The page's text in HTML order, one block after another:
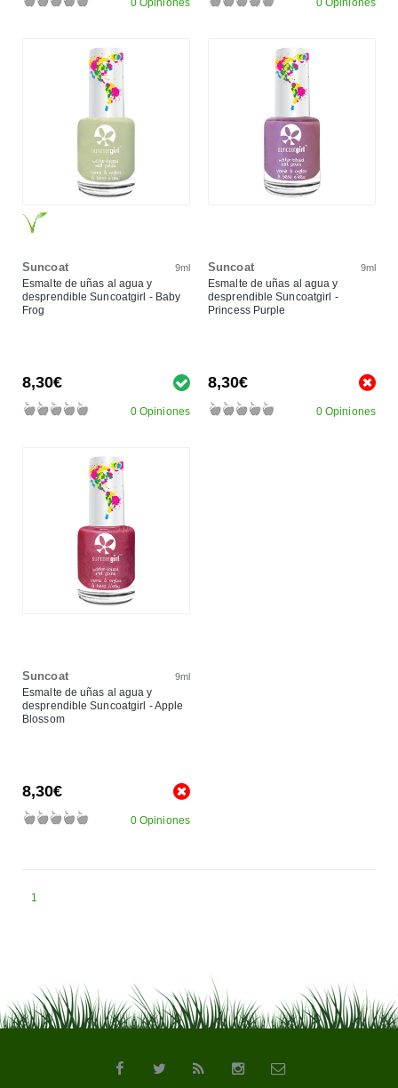
Suncoat 9ml
Esmalte de uñas al agua y
desprendible Suncoatgirl - Baby
Frog
8,30€
0 Opiniones
Suncoat 9ml
Esmalte de uñas al agua y
desprendible Suncoatgirl -
Princess Purple
8,30€
0 Opiniones
Suncoat 9ml
Esmalte de uñas al agua y
desprendible Suncoatgirl - Apple
Blossom
8,30€
0 Opiniones
1